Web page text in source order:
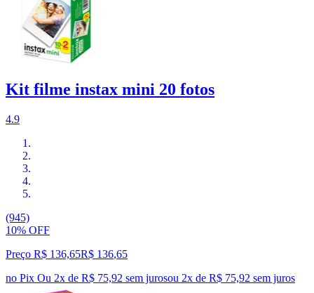
Kit filme instax mini 20 fotos
4.9
(945)
10% OFF
Preço R$ 136,65R$ 136,65
no Pix Ou 2x de R$ 75,92 sem jurosou 2x de R$ 75,92 sem juros